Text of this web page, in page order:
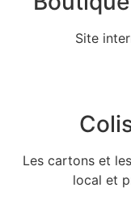
Site
Les cartons et
local et